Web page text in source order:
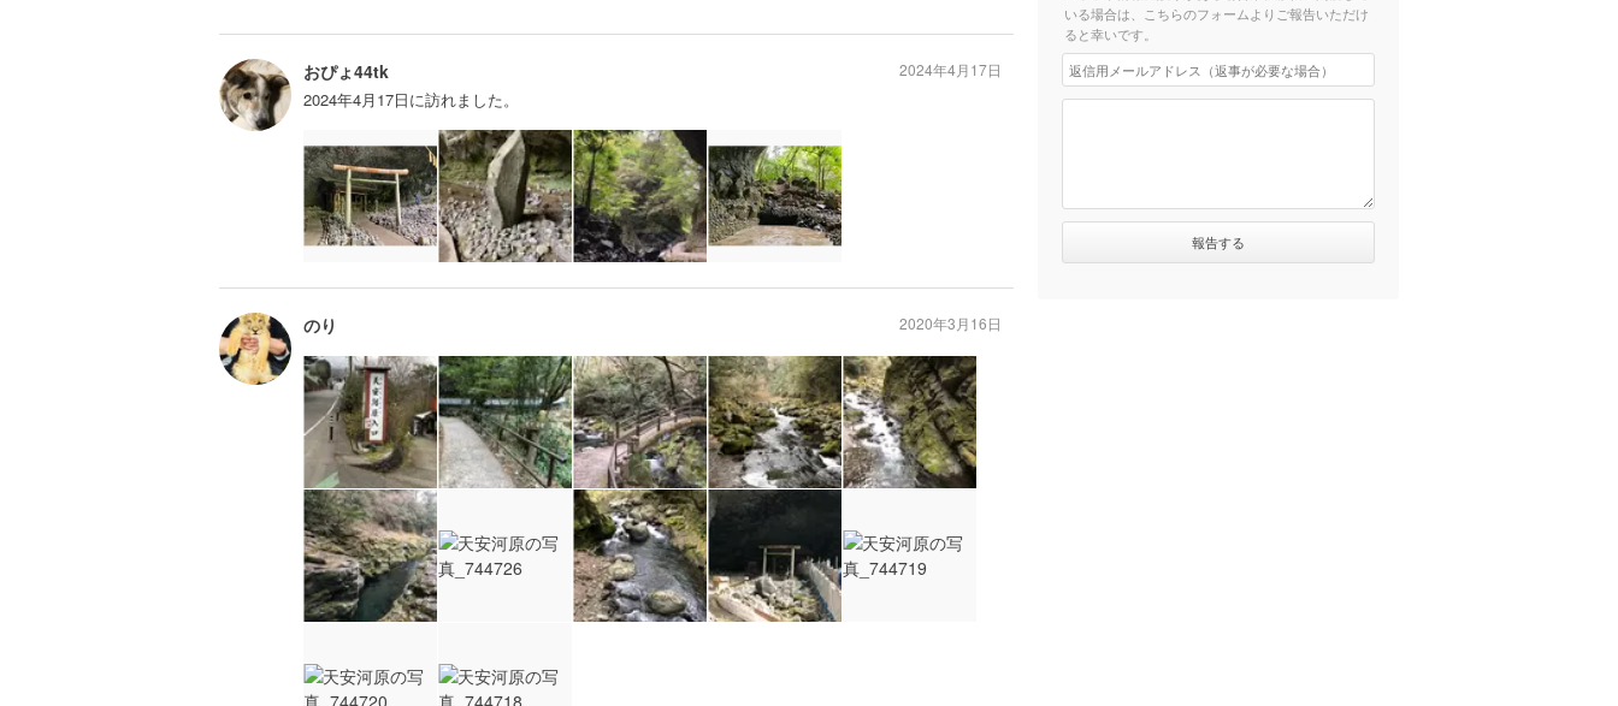
おぴょ44tk
2024年4月17日に訪れました。
2024年4月17日
のり 2020年3月16日
いる場合は、こちらのフォームよりご報告いただけ
ると幸いです。